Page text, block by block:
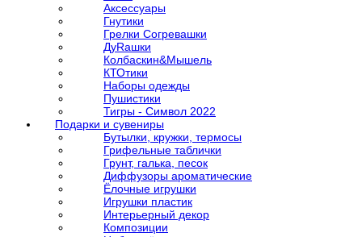
Аксессуары
Гнутики
Грелки Согревашки
ДуRашки
Колбаскин&Мышель
КТОтики
Наборы одежды
Пушистики
Тигры - Символ 2022
Подарки и сувениры
Бутылки, кружки, термосы
Грифельные таблички
Грунт, галька, песок
Диффузоры ароматические
Ёлочные игрушки
Игрушки пластик
Интерьерный декор
Композиции